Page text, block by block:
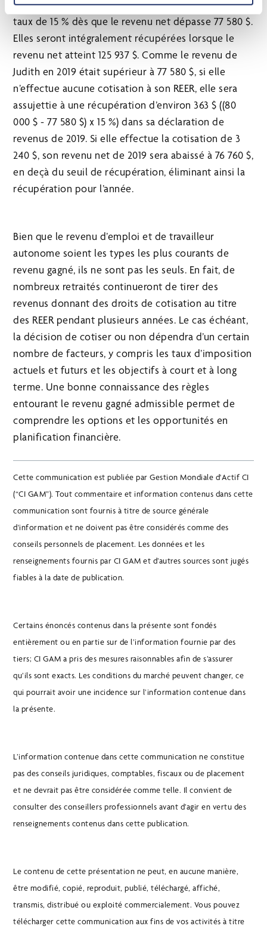
la SV. En 2019, ces prestations sont récupérées au
taux de 15 % dès que le revenu net dépasse 77 580 $.
Elles seront intégralement récupérées lorsque le
revenu net atteint 125 937 $. Comme le revenu de
Judith en 2019 était supérieur à 77 580 $, si elle
n’effectue aucune cotisation à son REER, elle sera
assujettie à une récupération d’environ 363 $ ((80
000 $ - 77 580 $) x 15 %) dans sa déclaration de
revenus de 2019. Si elle effectue la cotisation de 3
240 $, son revenu net de 2019 sera abaissé à 76 760 $,
en deçà du seuil de récupération, éliminant ainsi la
récupération pour l’année.
Bien que le revenu d’emploi et de travailleur
autonome soient les types les plus courants de
revenu gagné, ils ne sont pas les seuls. En fait, de
nombreux retraités continueront de tirer des
revenus donnant des droits de cotisation au titre
des REER pendant plusieurs années. Le cas échéant,
la décision de cotiser ou non dépendra d’un certain
nombre de facteurs, y compris les taux d’imposition
actuels et futurs et les objectifs à court et à long
terme. Une bonne connaissance des règles
entourant le revenu gagné admissible permet de
comprendre les options et les opportunités en
planification financière.
Cette communication est publiée par Gestion Mondiale d'Actif CI
(“CI GAM”). Tout commentaire et information contenus dans cette
communication sont fournis à titre de source générale
d'information et ne doivent pas être considérés comme des
conseils personnels de placement. Les données et les
renseignements fournis par CI GAM et d’autres sources sont jugés
fiables à la date de publication.
Certains énoncés contenus dans la présente sont fondés
entièrement ou en partie sur de l’information fournie par des
tiers; CI GAM a pris des mesures raisonnables afin de s’assurer
qu’ils sont exacts. Les conditions du marché peuvent changer, ce
qui pourrait avoir une incidence sur l’information contenue dans
la présente.
L’information contenue dans cette communication ne constitue
pas des conseils juridiques, comptables, fiscaux ou de placement
et ne devrait pas être considérée comme telle. Il convient de
consulter des conseillers professionnels avant d’agir en vertu des
renseignements contenus dans cette publication.
Le contenu de cette présentation ne peut, en aucune manière,
être modifié, copié, reproduit, publié, téléchargé, affiché,
transmis, distribué ou exploité commercialement. Vous pouvez
télécharger cette communication aux fins de vos activités à titre